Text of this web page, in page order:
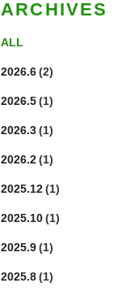
ARCHIVES
ALL
2026.6(2)
2026.5(1)
2026.3(1)
2026.2(1)
2025.12(1)
2025.10(1)
2025.9(1)
2025.8(1)